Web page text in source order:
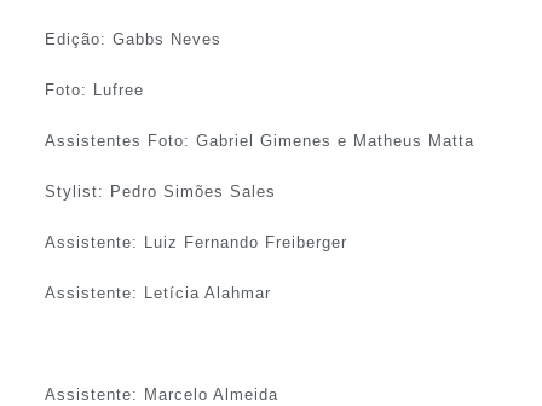
Edição: Gabbs Neves
Foto: Lufree
Assistentes Foto: Gabriel Gimenes e Matheus Matta
Stylist: Pedro Simões Sales
Assistente: Luiz Fernando Freiberger
Assistente: Letícia Alahmar
Assistente: Marcelo Almeida